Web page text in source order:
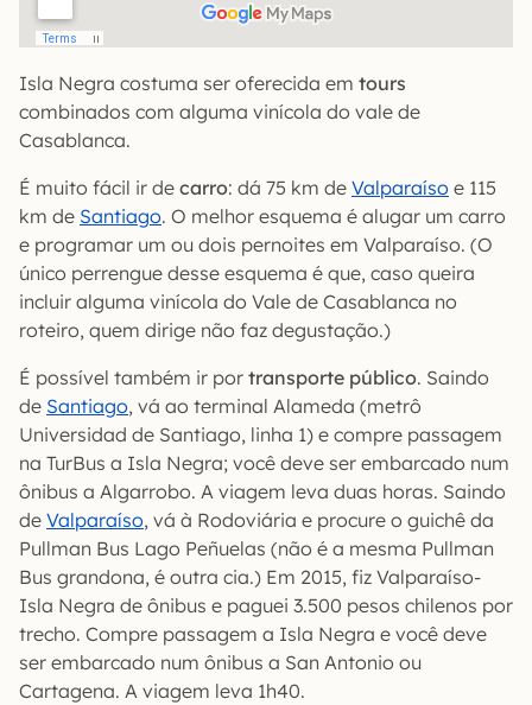
Isla Negra costuma ser oferecida em tours
combinados com alguma vinícola do vale de
Casablanca.
É muito fácil ir de carro: dá 75 km de Valparaíso e 115
km de Santiago. O melhor esquema é alugar um carro
e programar um ou dois pernoites em Valparaíso. (O
único perrengue desse esquema é que, caso queira
incluir alguma vinícola do Vale de Casablanca no
roteiro, quem dirige não faz degustação.)
É possível também ir por transporte público. Saindo
de Santiago, vá ao terminal Alameda (metrô
Universidad de Santiago, linha 1) e compre passagem
na TurBus a Isla Negra; você deve ser embarcado num
ônibus a Algarrobo. A viagem leva duas horas. Saindo
de Valparaíso, vá à Rodoviária e procure o guichê da
Pullman Bus Lago Peñuelas (não é a mesma Pullman
Bus grandona, é outra cia.) Em 2015, fiz Valparaíso-
Isla Negra de ônibus e paguei 3.500 pesos chilenos por
trecho. Compre passagem a Isla Negra e você deve
ser embarcado num ônibus a San Antonio ou
Cartagena. A viagem leva 1h40.